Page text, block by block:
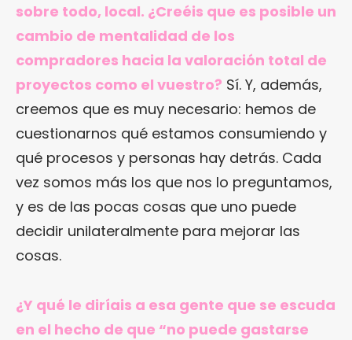
sobre todo, local. ¿Creéis que es posible un
cambio de mentalidad de los
compradores hacia la valoración total de
proyectos como el vuestro? Sí. Y, además,
creemos que es muy necesario: hemos de
cuestionarnos qué estamos consumiendo y
qué procesos y personas hay detrás. Cada
vez somos más los que nos lo preguntamos,
y es de las pocas cosas que uno puede
decidir unilateralmente para mejorar las
cosas.
¿Y qué le diríais a esa gente que se escuda
en el hecho de que “no puede gastarse